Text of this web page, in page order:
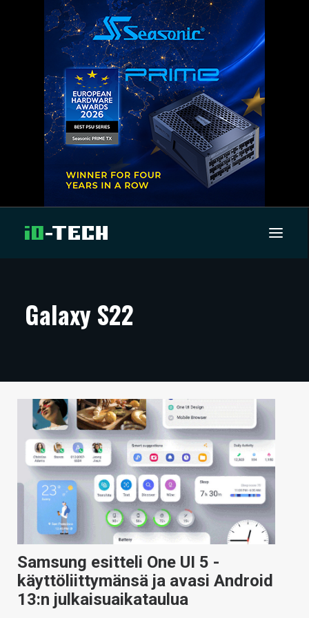
ARTIKKELIT
TECHBBS
TIETOA
HINTA.FI
KAUPPA
VAIHDA TEEMA
HAKU
Galaxy S22
Samsung esitteli One UI 5 -
käyttöliittymänsä ja avasi Android
13:n julkaisuaikataulua